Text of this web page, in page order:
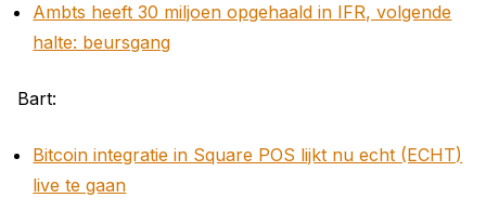
Ambts heeft 30 miljoen opgehaald in IFR, volgende
halte: beursgang
Bart:
Bitcoin integratie in Square POS lijkt nu echt (ECHT)
live te gaan